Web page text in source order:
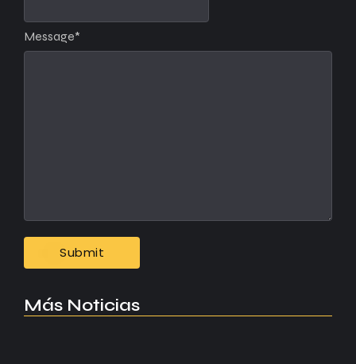
Message*
Más Noticias